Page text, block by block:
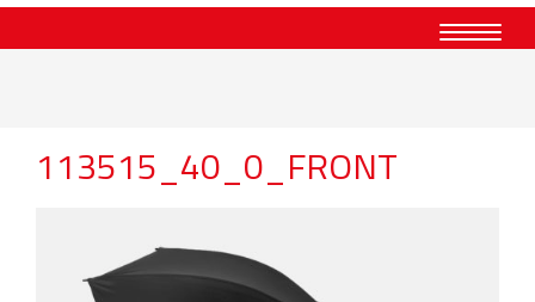
113515_40_0_FRONT